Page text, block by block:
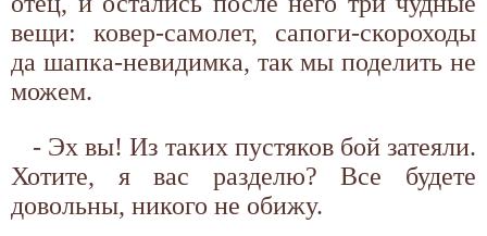
вещи: ковер-самолет, сапоги-скороходы
да шапка-невидимка, так мы поделить не
можем.
- Эх вы! Из таких пустяков бой затеяли.
Хотите, я вас разделю? Все будете
довольны, никого не обижу.